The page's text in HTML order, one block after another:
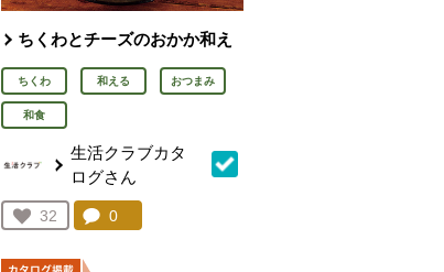
ちくわとチーズのおかか和え
ちくわ 和える おつまみ
和食
生活クラブカタ
ログさん
お気に入り登録：
32
人が登録
コメント：
0件。コメントを見る。